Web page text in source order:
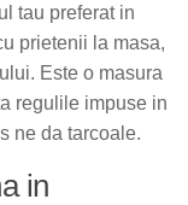
tau preferat in
prietenii la masa,
Este o masura
regulile impuse in
ne da tarcoale.
in